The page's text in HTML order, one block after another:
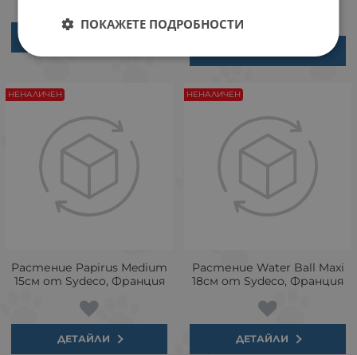
Растение Papirus Medium
15см от Sydeco, Франция
ДЕТАЙЛИ
НЕНАЛИЧЕН
Растение Water Ball Maxi
18см от Sydeco, Франция
ДЕТАЙЛИ
НЕНАЛИЧЕН
ПОКАЖЕТЕ ПОДРОБНОСТИ